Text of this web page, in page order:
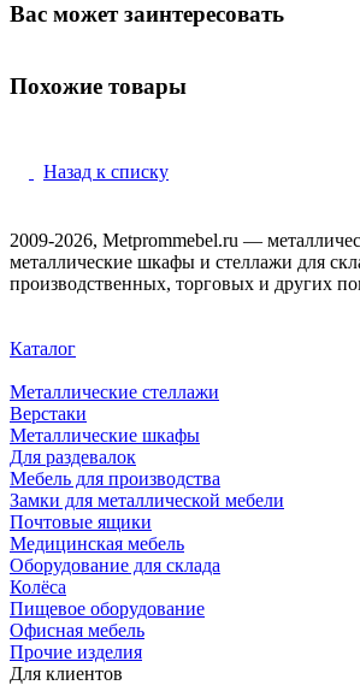
Вас может заинтересовать
Похожие товары
Назад к списку
2009-2026, Metprommebel.ru —
металлические шкафы и стеллажи для
производственных, торговых и других
Каталог
Металлические стеллажи
Верстаки
Металлические шкафы
Для раздевалок
Мебель для производства
Замки для металлической мебели
Почтовые ящики
Медицинская мебель
Оборудование для склада
Колёса
Пищевое оборудование
Офисная мебель
Прочие изделия
Для клиентов